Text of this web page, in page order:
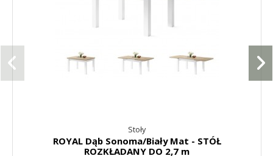
Stoły
ROYAL Dąb Sonoma/Biały Mat - STÓŁ
ROZKŁADANY DO 2,7 m